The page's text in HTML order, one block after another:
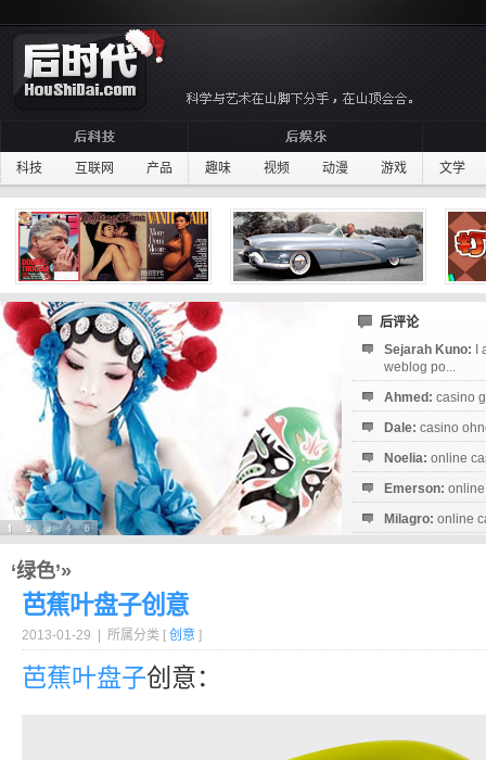
科技 互联网 产品 趣味 视频 动漫 游戏 文学
后评论
Sejarah Kuno:
weblog po...
Ahmed: casino
Dale: casino
Noelia: online
Emerson:
Milagro: online
‘绿色’»
芭蕉叶盘子创意
2013-01-29 | 所属分类 [ 创意 ]
芭蕉叶盘子创意：